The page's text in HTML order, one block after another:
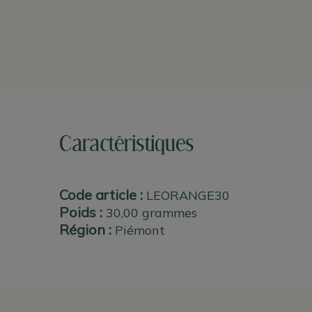
Caractéristiques
Code article : LEORANGE30
Poids : 30,00 grammes
Région : Piémont